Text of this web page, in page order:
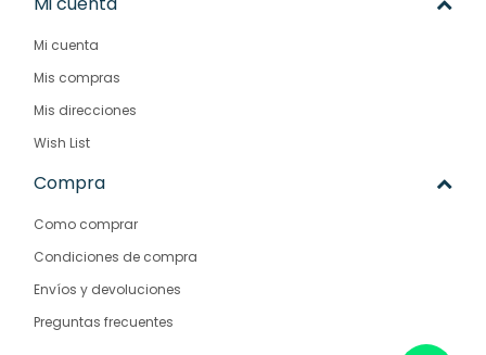
Mi cuenta
Mis compras
Mis direcciones
Wish List
Compra
Como comprar
Condiciones de compra
Envíos y devoluciones
Preguntas frecuentes